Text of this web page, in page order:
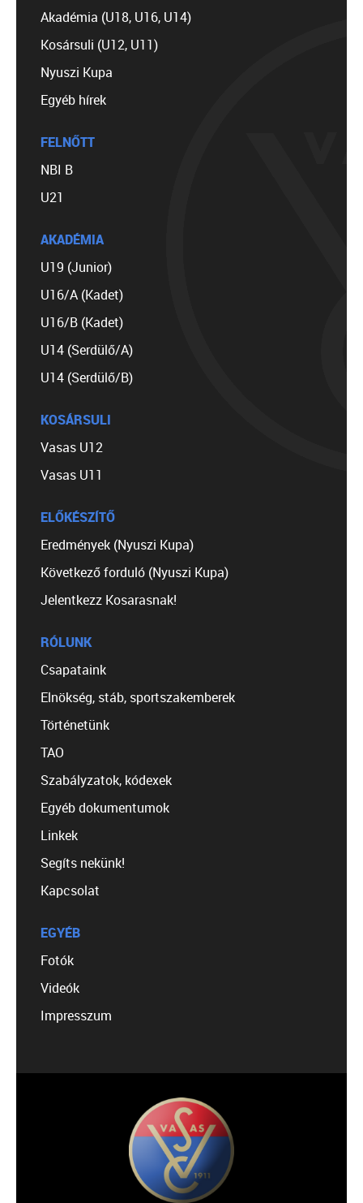
Akadémia (U18, U16, U14)
Kosársuli (U12, U11)
Nyuszi Kupa
Egyéb hírek
FELNŐTT
NBI B
U21
AKADÉMIA
U19 (Junior)
U16/A (Kadet)
U16/B (Kadet)
U14 (Serdülő/A)
U14 (Serdülő/B)
KOSÁRSULI
Vasas U12
Vasas U11
ELŐKÉSZÍTŐ
Eredmények (Nyuszi Kupa)
Következő forduló (Nyuszi Kupa)
Jelentkezz Kosarasnak!
RÓLUNK
Csapataink
Elnökség, stáb, sportszakemberek
Történetünk
TAO
Szabályzatok, kódexek
Egyéb dokumentumok
Linkek
Segíts nekünk!
Kapcsolat
EGYÉB
Fotók
Videók
Impresszum